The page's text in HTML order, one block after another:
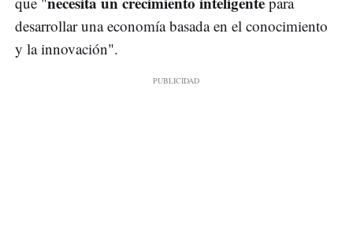
desarrollar una economía basada en el conocimiento
y la innovación".